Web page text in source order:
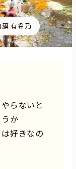
簱 有希乃
らないと
か
好きなの